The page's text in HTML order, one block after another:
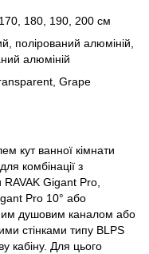
180, 190, 200 см
полірований алюміній,
алюміній
Grape
кут ванної кімнати
комбінації з
Gigant Pro,
Pro 10° або
душовим каналом або
стінками типу BLPS
кабіну. Для цього